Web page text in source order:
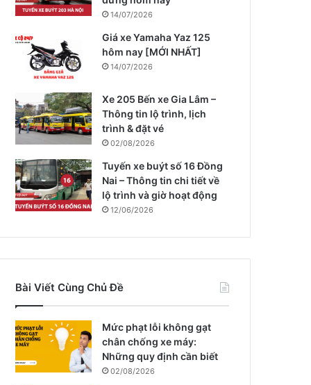
14/07/2026
Giá xe Yamaha Yaz 125
hôm nay [MỚI NHẤT]
14/07/2026
Xe 205 Bến xe Gia Lâm –
Thông tin lộ trình, lịch
trình & đặt vé
02/08/2026
Tuyến xe buýt số 16 Đồng
Nai – Thông tin chi tiết về
lộ trình và giờ hoạt động
12/06/2026
Bài Viết Cùng Chủ Đề
Mức phạt lỗi không gạt
chân chống xe máy:
Những quy định cần biết
02/08/2026